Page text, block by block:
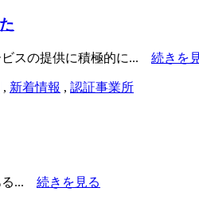
ビスの提供に積極的に... 続きを
, 新着情報 , 認証事業所
る... 続きを見る